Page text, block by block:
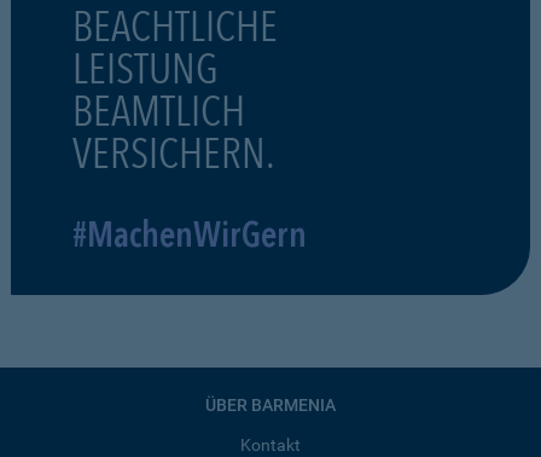
BEACHTLICHE
LEISTUNG
BEAMTLICH
VERSICHERN.
#MachenWirGern
ÜBER BARMENIA
Kontakt